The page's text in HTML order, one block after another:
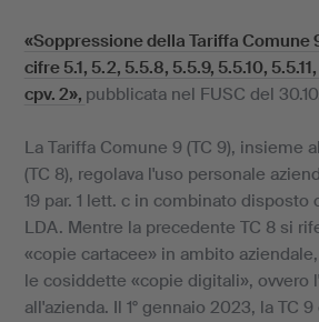
«Soppressione della Tariffa Comune
cifre 5.1, 5.2, 5.5.8, 5.5.9, 5.5.10,
cpv. 2», pubblicata nel FUSC del
La Tariffa Comune 9 (TC 9), insieme
(TC 8), regolava l'uso personale
19 par. 1 lett. c in combinato disposto
LDA. Mentre la precedente TC 8 si
«copie cartacee» in ambito
le cosiddette «copie digitali», ovvero
all'azienda. Il 1° gennaio 2023, la TC